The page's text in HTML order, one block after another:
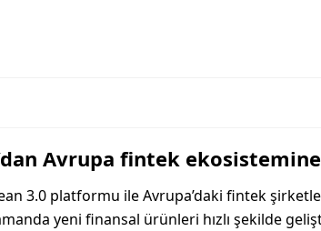
Avrupa fintek
3.0 platformu ile Avrupa’daki fintek
yeni finansal ürünleri hızlı şekilde